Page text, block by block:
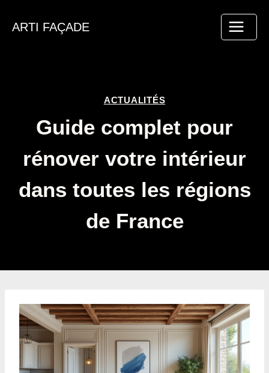
ARTI FAÇADE
ACTUALITÉS
Guide complet pour
rénover votre intérieur
dans toutes les régions
de France